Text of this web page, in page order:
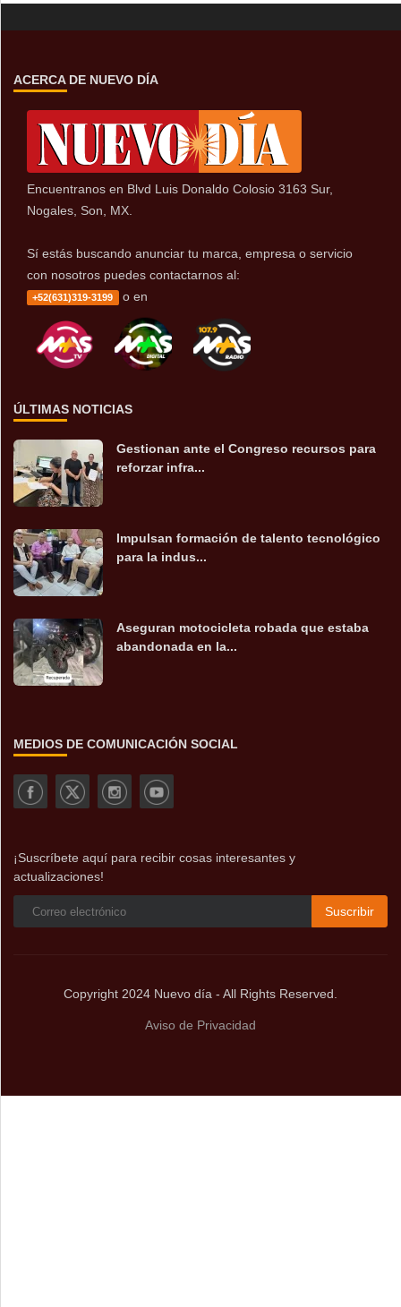
ACERCA DE NUEVO DÍA
Encuentranos en Blvd Luis Donaldo Colosio 3163 Sur,
Nogales, Son, MX.
Sí estás buscando anunciar tu marca, empresa o servicio
con nosotros puedes contactarnos al:
+52(631)319-3199 o en
ÚLTIMAS NOTICIAS
Gestionan ante el Congreso recursos para
reforzar infra...
Impulsan formación de talento tecnológico
para la indus...
Aseguran motocicleta robada que estaba
abandonada en la...
MEDIOS DE COMUNICACIÓN SOCIAL
¡Suscríbete aquí para recibir cosas interesantes y
actualizaciones!
Suscribir
Copyright 2024 Nuevo día - All Rights Reserved.
Aviso de Privacidad